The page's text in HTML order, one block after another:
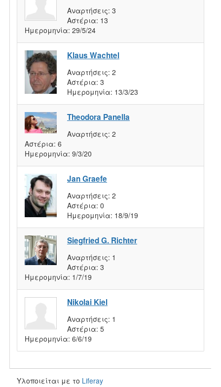
Αναρτήσεις: 3
Αστέρια: 13
Ημερομηνία: 29/5/24
Klaus Wachtel
Αναρτήσεις: 2
Αστέρια: 3
Ημερομηνία: 13/3/23
Theodora Panella
Αναρτήσεις: 2
Αστέρια: 6
Ημερομηνία: 9/3/20
Jan Graefe
Αναρτήσεις: 2
Αστέρια: 0
Ημερομηνία: 18/9/19
Siegfried G. Richter
Αναρτήσεις: 1
Αστέρια: 3
Ημερομηνία: 1/7/19
Nikolai Kiel
Αναρτήσεις: 1
Αστέρια: 5
Ημερομηνία: 6/6/19
Υλοποιείται με το Liferay